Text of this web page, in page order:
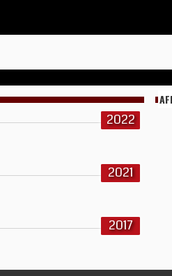
2022
2021
2017